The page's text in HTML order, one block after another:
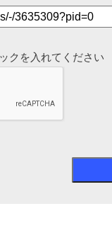
クを入れてください